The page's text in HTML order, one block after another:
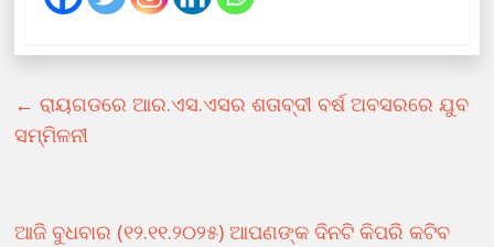
← ରାୟଗଡରେ ଆର.ଏସ.ଏସର ଶତାବ୍ଦୀ ବର୍ଷ ଅବସରରେ ଯୁବ
ସମ୍ମିଳନୀ
ଆଜି ବୁଧବାର (୧୨.୧୧.୨୦୨୫) ଆପଣଙ୍କ ଦିନଟି କିପରି କଟିବ